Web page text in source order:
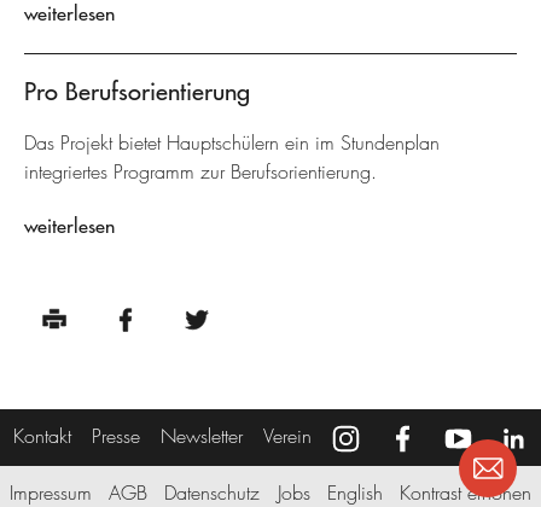
weiterlesen
Pro Berufsorientierung
Das Projekt bietet Hauptschülern ein im Stundenplan
integriertes Programm zur Berufsorientierung.
weiterlesen
Kontakt Presse Newsletter Verein
Impressum AGB Datenschutz Jobs English Kontrast erhöhen